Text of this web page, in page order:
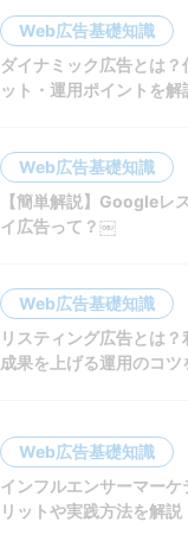
Web広告基礎知識
ダイナミック広告とは？
ット・運用ポイントを解
Web広告基礎知識
【簡単解説】Googleレ
イ広告って？￼
Web広告基礎知識
リスティング広告とは
成果を上げる運用のコツ
Web広告基礎知識
インフルエンサーマー
リットや実践方法を解説